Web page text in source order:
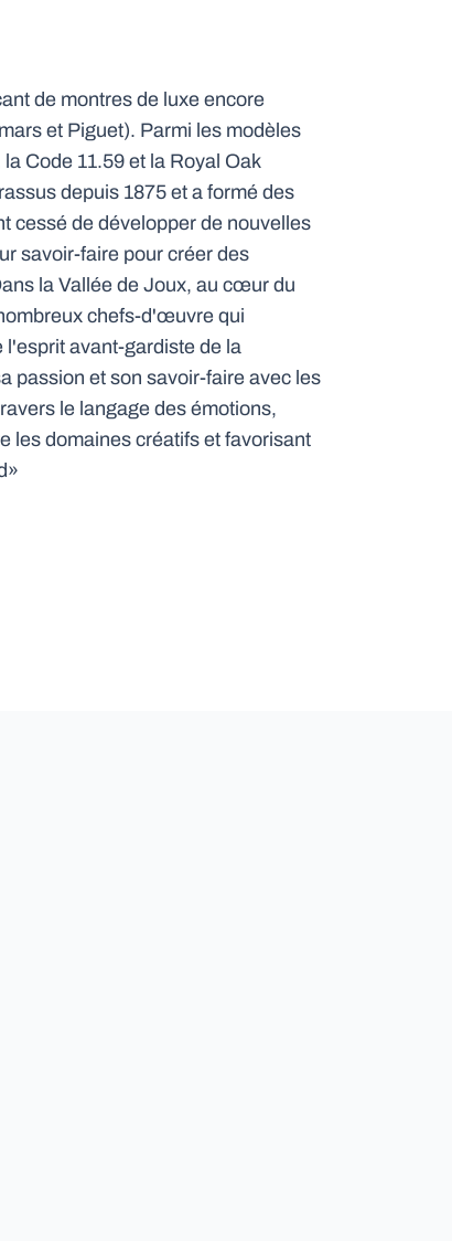
de montres de luxe encore
et Piguet). Parmi les modèles
Code 11.59 et la Royal Oak
depuis 1875 et a formé des
cessé de développer de nouvelles
savoir-faire pour créer des
la Vallée de Joux, au cœur du
chefs-d'œuvre qui
avant-gardiste de la
passion et son savoir-faire avec les
le langage des émotions,
les domaines créatifs et favorisant